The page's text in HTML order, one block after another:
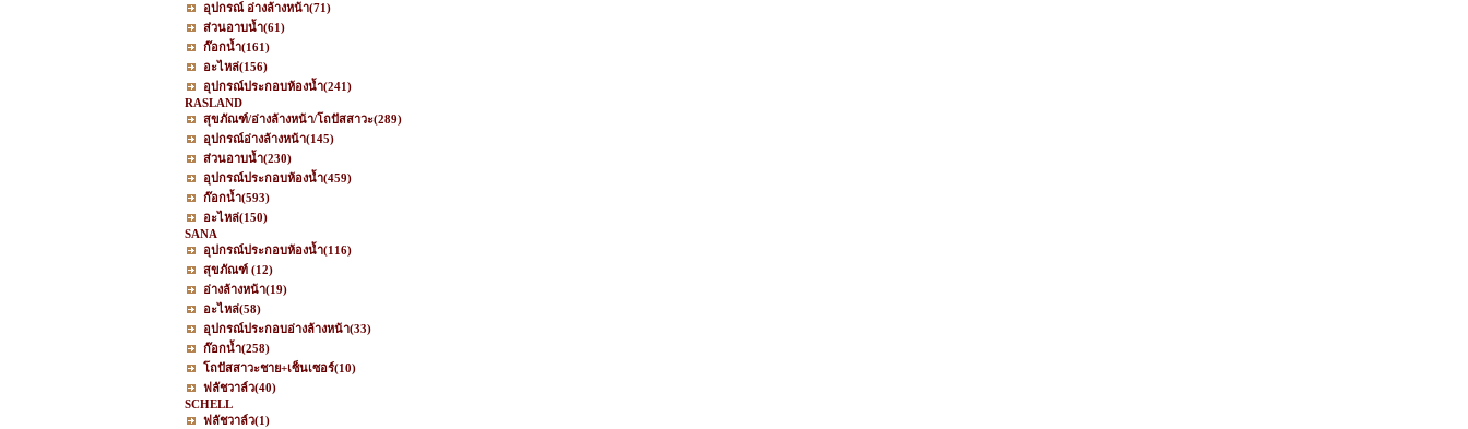
อุปกรณ์ อ่างล้างหน้า(71)
ส่วนอาบน้ำ(61)
ก๊อกน้ำ(161)
อะไหล่(156)
อุปกรณ์ประกอบห้องน้ำ(241)
RASLAND
สุขภัณฑ์/อ่างล้างหน้า/โถปัสสาวะ(289)
อุปกรณ์อ่างล้างหน้า(145)
ส่วนอาบน้ำ(230)
อุปกรณ์ประกอบห้องน้ำ(459)
ก๊อกน้ำ(593)
อะไหล่(150)
SANA
อุปกรณ์ประกอบห้องน้ำ(116)
สุขภัณฑ์ (12)
อ่างล้างหน้า(19)
อะไหล่(58)
อุปกรณ์ประกอบอ่างล้างหน้า(33)
ก๊อกน้ำ(258)
โถปัสสาวะชาย+เซ็นเซอร์(10)
ฟลัชวาล์ว(40)
SCHELL
ฟลัชวาล์ว(1)